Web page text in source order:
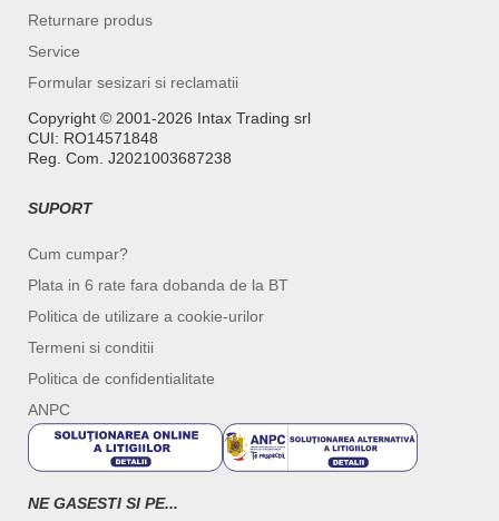
Returnare produs
Service
Formular sesizari si reclamatii
Copyright ©️ 2001-2026 Intax Trading srl
CUI: RO14571848
Reg. Com. J2021003687238
SUPORT
Cum cumpar?
Plata in 6 rate fara dobanda de la BT
Politica de utilizare a cookie-urilor
Termeni si conditii
Politica de confidentialitate
ANPC
NE GASESTI SI PE...